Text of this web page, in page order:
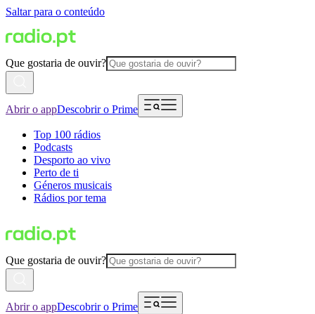
Saltar para o conteúdo
Que gostaria de ouvir?
Abrir o appDescobrir o Prime
Top 100 rádios
Podcasts
Desporto ao vivo
Perto de ti
Géneros musicais
Rádios por tema
Que gostaria de ouvir?
Abrir o appDescobrir o Prime